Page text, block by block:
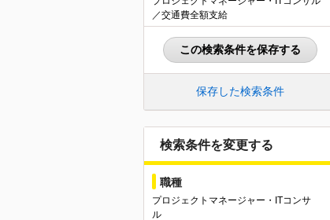
／交通費全額支給
この検索条件を保存する
保存した検索条件
検索条件を変更する
職種
プロジェクトマネージャー・ITコンサ
ル